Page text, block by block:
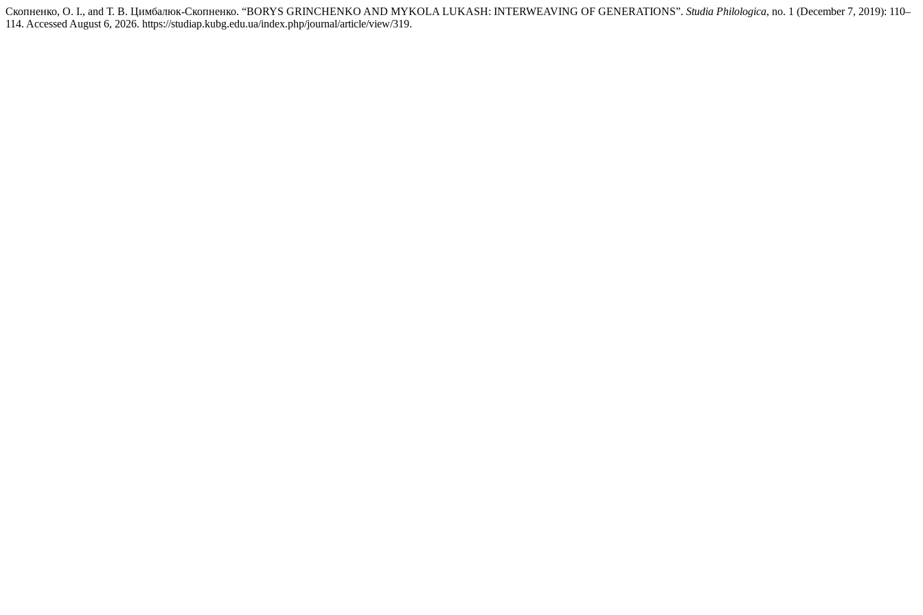
Скопненко, О. І., and Т. В. Цимбалюк-Скопненко. “BORYS GRINCHENKO AND MYKOLA LUKASH: INTERWEAVING OF GENERATIONS”. Studia Philologica, no. 1 (December 7, 2019): 110–
114. Accessed August 6, 2026. https://studiap.kubg.edu.ua/index.php/journal/article/view/319.